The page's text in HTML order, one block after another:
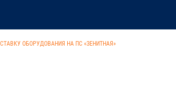
ОБОРУДОВАНИЯ НА ПС «ЗЕНИТНАЯ»